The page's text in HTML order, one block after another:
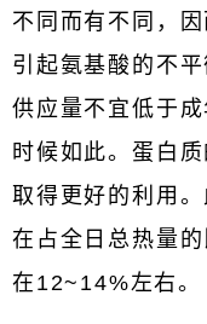
不同而有不同，
引起氨基酸的不
供应量不宜低于
时候如此。蛋白
取得更好的利用
在占全日总热量
在12~14%左右。